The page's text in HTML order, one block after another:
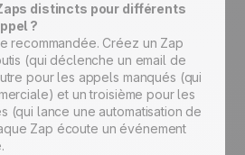
distincts pour différents
?
recommandée. Créez un Zap
(qui déclenche un email de
pour les appels manqués (qui
et un troisième pour les
(qui lance une automatisation de
Zap écoute un événement